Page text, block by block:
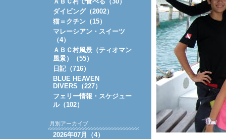
ダイビング（2002）
猫＝クチン（15）
マレーシアン・スイーツ
（4）
ＡＢＣ村風景（ティオマン
風景）（55）
日記（716）
BLUE HEAVEN
DIVERS（227）
フェリー情報・スケジュー
ル（102）
月別アーカイブ
2026年07月（4）